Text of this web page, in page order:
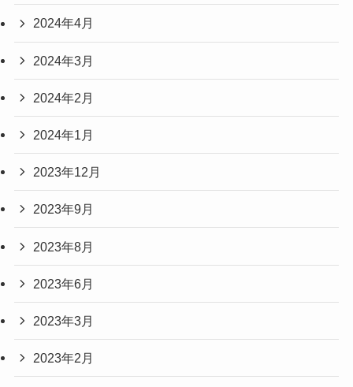
2024年4月
2024年3月
2024年2月
2024年1月
2023年12月
2023年9月
2023年8月
2023年6月
2023年3月
2023年2月